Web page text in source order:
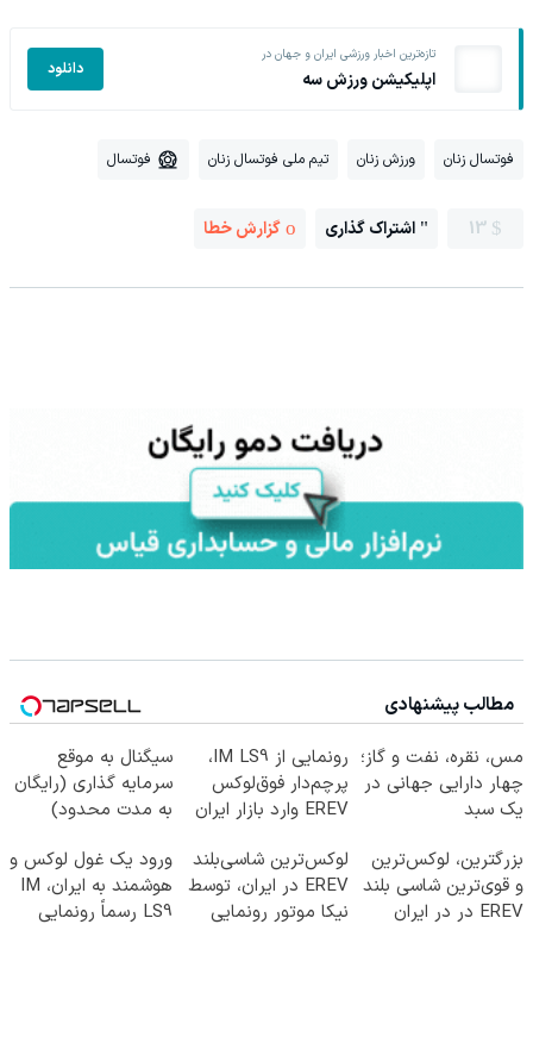
تازه‌ترین اخبار ورزشی ایران و جهان در
اپلیکیشن ورزش سه دانلود
فوتسال زنان ورزش زنان تیم ملی فوتسال زنان فوتسال
13 اشتراک گذاری گزارش خطا
مطالب پیشنهادی
مس، نقره، نفت و گاز؛
چهار دارایی جهانی در
یک سبد
رونمایی از IM LS9،
پرچم‌دار فوق‌لوکس
EREV وارد بازار ایران
سیگنال به موقع
سرمایه گذاری (رایگان
به مدت محدود)
بزرگترین، لوکس‌ترین
و قوی‌ترین شاسی بلند
EREV در در ایران
لوکس‌ترین شاسی‌بلند
EREV در ایران، توسط
نیکا موتور رونمایی
ورود یک غول لوکس و
هوشمند به ایران، IM
LS9 رسماً رونمایی